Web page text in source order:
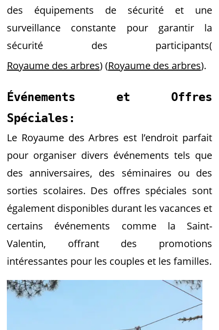
des équipements de sécurité et une
surveillance constante pour garantir la
sécurité des participants​(
Royaume des arbres)(Royaume des arbres)​.
Événements et Offres
Spéciales:
Le Royaume des Arbres est l’endroit parfait
pour organiser divers événements tels que
des anniversaires, des séminaires ou des
sorties scolaires. Des offres spéciales sont
également disponibles durant les vacances et
certains événements comme la Saint-
Valentin, offrant des promotions
intéressantes pour les couples et les familles​.